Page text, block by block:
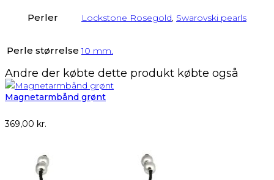
Perler Lockstone Rosegold, Swarovski pearls
Perle størrelse 10 mm.
Andre der købte dette produkt købte også
Magnetarmbånd grønt
369,00 kr.